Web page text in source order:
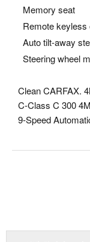
Memory seat
Remote keyless
Auto tilt-away
Steering wheel
Clean CARFAX.
C-Class C 300
9-Speed